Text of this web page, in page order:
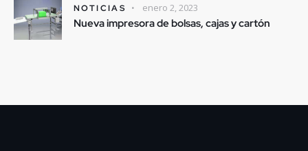
NOTICIAS enero 2, 2023
Nueva impresora de bolsas, cajas y cartón